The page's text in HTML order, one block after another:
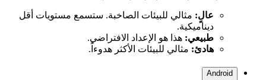
عالٍ: مثالي للبيئات الصاخبة. ستسمع مستويات أقل
ديناميكية.
طبيعي: هذا هو الإعداد الافتراضي.
هادئ: مثالي للبيئات الأكثر هدوءاً.
Android